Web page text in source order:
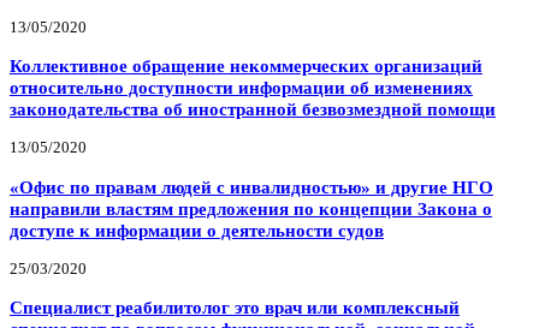
13/05/2020
Коллективное обращение некоммерческих организаций
относительно доступности информации об изменениях
законодательства об иностранной безвозмездной помощи
13/05/2020
«Офис по правам людей с инвалидностью» и другие НГО
направили властям предложения по концепции Закона о
доступе к информации о деятельности судов
25/03/2020
Специалист реабилитолог это врач или комплексный